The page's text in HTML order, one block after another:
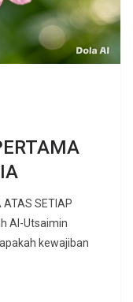
ATAS SETIAP
Al-Utsaimin
kewajiban